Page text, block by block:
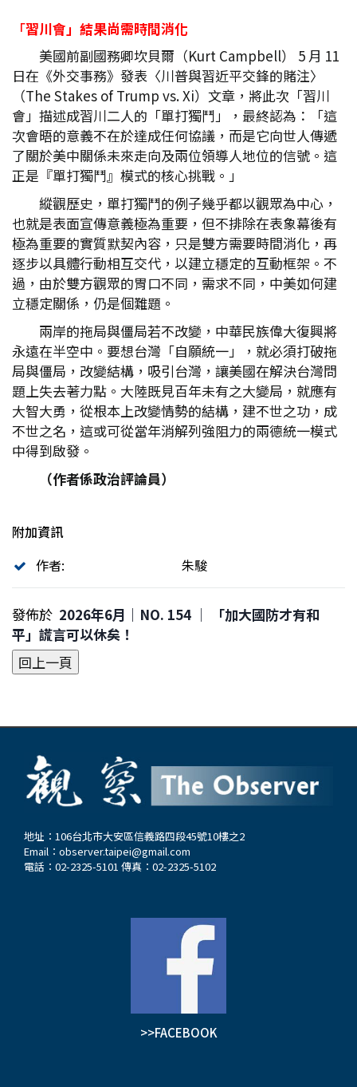
「習川會」結果尚需時間消化
美國前副國務卿坎貝爾（Kurt Campbell） 5 月 11
日在《外交事務》發表〈川普與習近平交鋒的賭注〉
（The Stakes of Trump vs. Xi）文章，將此次「習川
會」描述成習川二人的「單打獨鬥」，最終認為：「這
次會晤的意義不在於達成任何協議，而是它向世人傳遞
了關於美中關係未來走向及兩位領導人地位的信號。這
正是『單打獨鬥』模式的核心挑戰。」
縱觀歷史，單打獨鬥的例子幾乎都以觀眾為中心，
也就是表面宣傳意義極為重要，但不排除在表象幕後有
極為重要的實質默契內容，只是雙方需要時間消化，再
逐步以具體行動相互交代，以建立穩定的互動框架。不
過，由於雙方觀眾的胃口不同，需求不同，中美如何建
立穩定關係，仍是個難題。
兩岸的拖局與僵局若不改變，中華民族偉大復興將
永遠在半空中。要想台灣「自願統一」，就必須打破拖
局與僵局，改變結構，吸引台灣，讓美國在解決台灣問
題上失去著力點。大陸既見百年未有之大變局，就應有
大智大勇，從根本上改變情勢的結構，建不世之功，成
不世之名，這或可從當年消解列強阻力的兩德統一模式
中得到啟發。
（作者係政治評論員）
附加資訊
作者:
朱駿
發佈於 2026年6月｜NO. 154 │ 「加大國防才有和
平」謊言可以休矣！
地址：106台北市大安區信義路四段45號10樓之2
Email： observer.taipei@gmail.com
電話：02-2325-5101 傳真：02-2325-5102
>>FACEBOOK